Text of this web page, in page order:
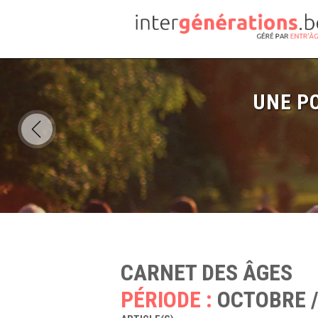
UNE
CARNET DES ÂGES
PÉRIODE : OCTOBRE